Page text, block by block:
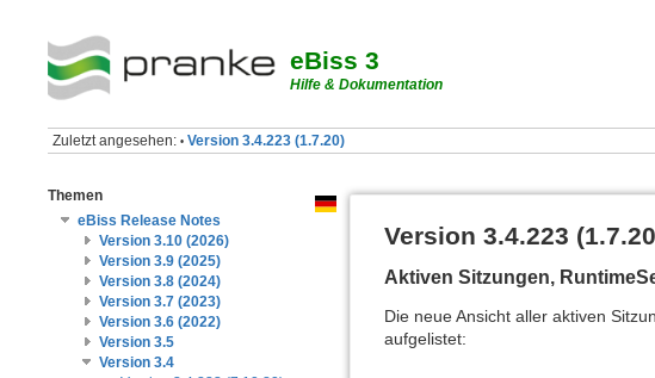
eBiss 3
Hilfe & Dokumentation
Zuletzt angesehen: • Version 3.4.223 (1.7.20)
Themen
eBiss Release Notes
Version 3.10 (2026)
Version 3.9 (2025)
Version 3.8 (2024)
Version 3.7 (2023)
Version 3.6 (2022)
Version 3.5
Version 3.4
Version 3.4.223
Aktiven Sitzungen,
Die neue Ansicht aller aktiven
aufgelistet: